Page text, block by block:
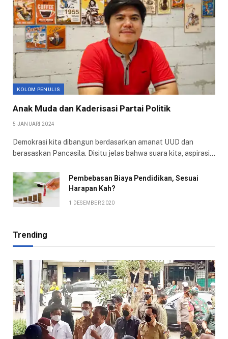
KOLOM PENULIS
Anak Muda dan Kaderisasi Partai Politik
5 JANUARI 2024
Demokrasi kita dibangun berdasarkan amanat UUD dan
berasaskan Pancasila. Disitu jelas bahwa suara kita, aspirasi…
Pembebasan Biaya Pendidikan, Sesuai
Harapan Kah?
1 DESEMBER 2020
Trending